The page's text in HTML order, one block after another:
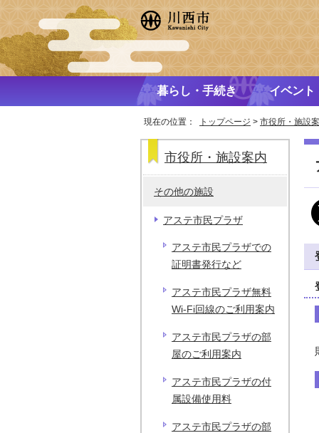
暮らし・手続き イベント
現在の位置： トップページ > 市役所・施設
市役所・施設案内
その他の施設
アステ市民プラザ
アステ市民プラザでの
証明書発行など
アステ市民プラザ無料
Wi-Fi回線のご利用案内
アステ市民プラザの部
屋のご利用案内
アステ市民プラザの付
属設備使用料
アステ市民プラザの部